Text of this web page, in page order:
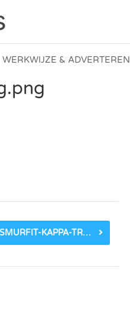
WERKWIJZE & ADVERTEREN
LOGO-SMURFIT-KAPPA-TRANSPARANT-LANG.PNG